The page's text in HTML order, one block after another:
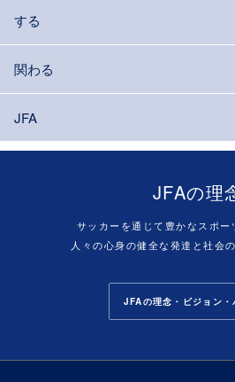
する
関わる
JFA
JFAの理
サッカーを通じて豊かなスポー
人々の心身の健全な発達と社会
JFAの理念・ビジョン・